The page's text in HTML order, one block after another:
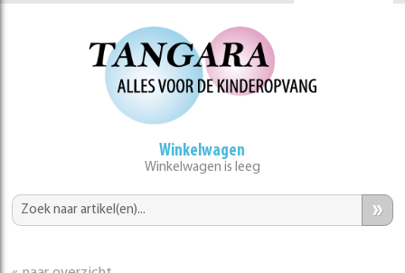
Winkelwagen
Winkelwagen is leeg
»